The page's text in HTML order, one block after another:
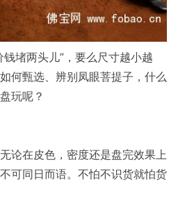
堵两头儿”，要么尺寸越小越
何甄选、辨别凤眼菩提子，什么
玩呢？
论在皮色，密度还是盘完效果上
可同日而语。不怕不识货就怕货